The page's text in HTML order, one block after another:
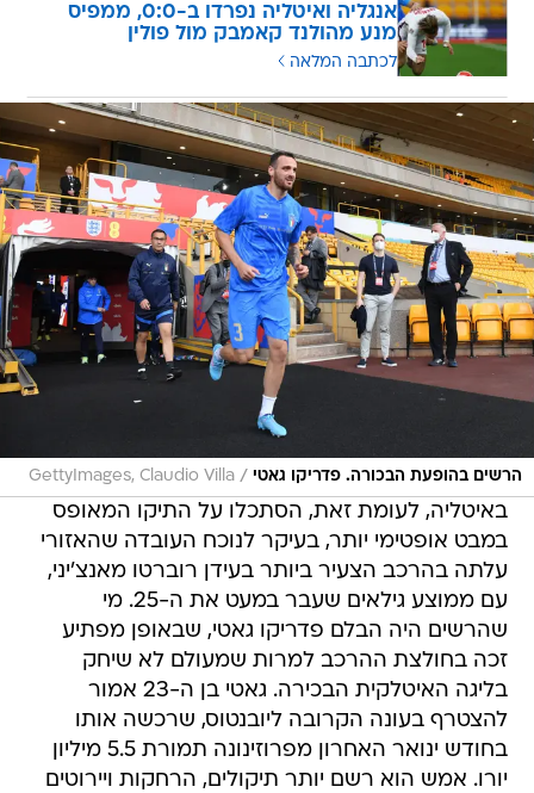
אנגליה ואיטליה נפרדו ב-0:0, ממפיס
מנע מהולנד קאמבק מול פולין
לכתבה המלאה
הרשים בהופעת הבכורה. פדריקו גאטי /
GettyImages, Claudio Villa
באיטליה, לעומת זאת, הסתכלו על התיקו המאופס
במבט אופטימי יותר, בעיקר לנוכח העובדה שהאזורי
עלתה בהרכב הצעיר ביותר בעידן רוברטו מאנצ'יני,
עם ממוצע גילאים שעבר במעט את ה-25. מי
שהרשים היה הבלם פדריקו גאטי, שבאופן מפתיע
זכה בחולצת ההרכב למרות שמעולם לא שיחק
בליגה האיטלקית הבכירה. גאטי בן ה-23 אמור
להצטרף בעונה הקרובה ליובנטוס, שרכשה אותו
בחודש ינואר האחרון מפרוזינונה תמורת 5.5 מיליון
יורו. אמש הוא רשם יותר תיקולים, הרחקות ויירוטים